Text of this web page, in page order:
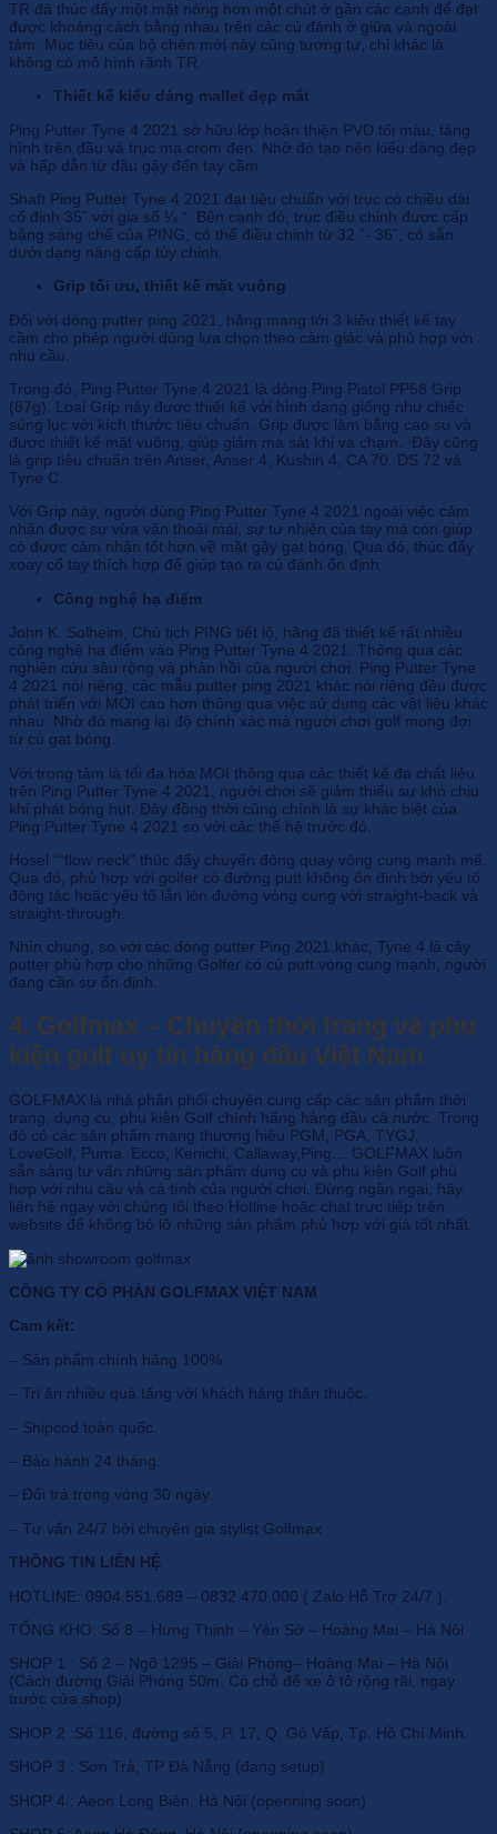
TR đã thúc đẩy một mặt nóng hơn một chút ở gần các cạnh để đạt
được khoảng cách bằng nhau trên các cú đánh ở giữa và ngoài
tâm. Mục tiêu của bộ chèn mới này cũng tương tự, chỉ khác là
không có mô hình rãnh TR.
Thiết kế kiểu dáng mallet đẹp mắt
Ping Putter Tyne 4 2021 sở hữu lớp hoàn thiện PVD tối màu, tàng
hình trên đầu và trục mạ crom đen. Nhờ đó tạo nên kiểu dáng đẹp
và hấp dẫn từ đầu gậy đến tay cầm.
Shaft Ping Putter Tyne 4 2021 đạt tiêu chuẩn với trục có chiều dài
cố định 35” với gia số ¼ “. Bên cạnh đó, trục điều chỉnh được cấp
bằng sáng chế của PING, có thể điều chỉnh từ 32 ”- 36”, có sẵn
dưới dạng nâng cấp tùy chỉnh.
Grip tối ưu, thiết kế mặt vuông
Đối với dòng putter ping 2021, hãng mang tới 3 kiểu thiết kế tay
cầm cho phép người dùng lựa chọn theo cảm giác và phù hợp với
nhu cầu.
Trong đó, Ping Putter Tyne 4 2021 là dòng Ping Pistol PP58 Grip
(87g). Loại Grip này được thiết kế với hình dạng giống như chiếc
súng lục với kích thước tiêu chuẩn. Grip được làm bằng cao su và
được thiết kế mặt vuông, giúp giảm ma sát khi va chạm. Đây cũng
là grip tiêu chuẩn trên Anser, Anser 4, Kushin 4, CA 70, DS 72 và
Tyne C.
Với Grip này, người dùng Ping Putter Tyne 4 2021 ngoài việc cảm
nhận được sự vừa vặn thoải mái, sự tự nhiên của tay mà còn giúp
có được cảm nhận tốt hơn về mặt gậy gạt bóng. Qua đó, thúc đẩy
xoay cổ tay thích hợp để giúp tạo ra cú đánh ổn định.
Công nghệ hạ điểm
John K. Solheim, Chủ tịch PING tiết lộ, hãng đã thiết kế rất nhiều
công nghệ hạ điểm vào Ping Putter Tyne 4 2021. Thông qua các
nghiên cứu sâu rộng và phản hồi của người chơi. Ping Putter Tyne
4 2021 nói riêng, các mẫu putter ping 2021 khác nói riêng đều được
phát triển với MOI cao hơn thông qua việc sử dụng các vật liệu khác
nhau. Nhờ đó mang lại độ chính xác mà người chơi golf mong đợi
từ cú gạt bóng.
Với trọng tâm là tối đa hóa MOI thông qua các thiết kế đa chất liệu
trên Ping Putter Tyne 4 2021, người chơi sẽ giảm thiểu sự khó chịu
khi phát bóng hụt. Đây đồng thời cũng chính là sự khác biệt của
Ping Putter Tyne 4 2021 so với các thế hệ trước đó.
Hosel ““flow neck” thúc đẩy chuyển động quay vòng cung mạnh mẽ.
Qua đó, phù hợp với golfer có đường putt không ổn định bởi yếu tố
động tác hoặc yếu tố lẫn lộn đường vòng cung với straight-back và
straight-through.
Nhìn chung, so với các dòng putter Ping 2021 khác, Tyne 4 là cây
putter phù hợp cho những Golfer có cú putt vòng cung mạnh, người
đang cần sự ổn định.
4. Golfmax – Chuyên thời trang và phụ
kiện golf uy tín hàng đầu Việt Nam
GOLFMAX là nhà phân phối chuyên cung cấp các sản phẩm thời
trang, dụng cụ, phụ kiện Golf chính hãng hàng đầu cả nước. Trong
đó có các sản phẩm mang thương hiệu PGM, PGA, TYGJ,
LoveGolf, Puma, Ecco, Kenichi, Callaway,Ping… GOLFMAX luôn
sẵn sàng tư vấn những sản phẩm dụng cụ và phụ kiện Golf phù
hợp với nhu cầu và cá tính của người chơi. Đừng ngần ngại, hãy
liên hệ ngay với chúng tôi theo Hotline hoặc chat trực tiếp trên
website để không bỏ lỡ những sản phẩm phù hợp với giá tốt nhất.
CÔNG TY CỔ PHẦN GOLFMAX VIỆT NAM
Cam kết:
– Sản phẩm chính hãng 100%.
– Tri ân nhiều quà tặng với khách hàng thân thuộc.
– Shipcod toàn quốc.
– Bảo hành 24 tháng.
– Đổi trả trong vòng 30 ngày.
– Tư vấn 24/7 bởi chuyên gia stylist Golfmax
THÔNG TIN LIÊN HỆ
HOTLINE: 0904.551.689 – 0832.470.000 ( Zalo Hỗ Trợ 24/7 ).
TỔNG KHO: Số 8 – Hưng Thịnh – Yên Sở – Hoàng Mai – Hà Nội
SHOP 1 : Số 2 – Ngõ 1295 – Giải Phóng– Hoàng Mai – Hà Nội
(Cách đường Giải Phóng 50m. Có chỗ để xe ô tô rộng rãi, ngay
trước cửa shop)
SHOP 2 :Số 116, đường số 5, P. 17, Q. Gò Vấp, Tp. Hồ Chí Minh.
SHOP 3 : Sơn Trà, TP Đà Nẵng (đang setup)
SHOP 4 : Aeon Long Biên, Hà Nội (openning soon)